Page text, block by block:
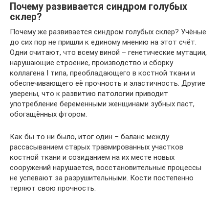
Почему развивается синдром голубых
склер?
Почему же развивается синдром голубых склер? Учёные
до сих пор не пришли к единому мнению на этот счёт.
Одни считают, что всему виной – генетические мутации,
нарушающие строение, производство и сборку
коллагена I типа, преобладающего в костной ткани и
обеспечивающего её прочность и эластичность. Другие
уверены, что к развитию патологии приводит
употребление беременными женщинами зубных паст,
обогащённых фтором.
Как бы то ни было, итог один – баланс между
рассасыванием старых травмированных участков
костной ткани и созиданием на их месте новых
сооружений нарушается, восстановительные процессы
не успевают за разрушительными. Кости постепенно
теряют свою прочность.